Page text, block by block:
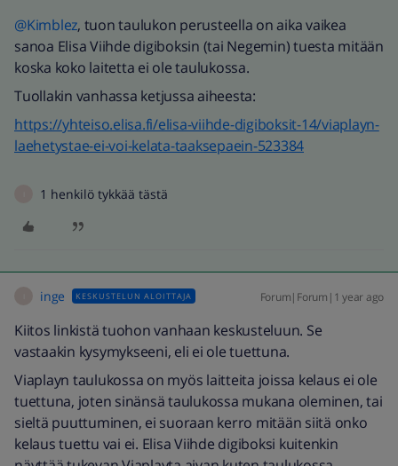
@Kimblez, tuon taulukon perusteella on aika vaikea
sanoa Elisa Viihde digiboksin (tai Negemin) tuesta mitään
koska koko laitetta ei ole taulukossa.
Tuollakin vanhassa ketjussa aiheesta:
https://yhteiso.elisa.fi/elisa-viihde-digiboksit-14/viaplayn-
laehetystae-ei-voi-kelata-taaksepaein-523384
1 henkilö tykkää tästä
inge KESKUSTELUN ALOITTAJA Forum|Forum|1 year ago
Kiitos linkistä tuohon vanhaan keskusteluun. Se
vastaakin kysymykseeni, eli ei ole tuettuna.
Viaplayn taulukossa on myös laitteita joissa kelaus ei ole
tuettuna, joten sinänsä taulukossa mukana oleminen, tai
sieltä puuttuminen, ei suoraan kerro mitään siitä onko
kelaus tuettu vai ei. Elisa Viihde digiboksi kuitenkin